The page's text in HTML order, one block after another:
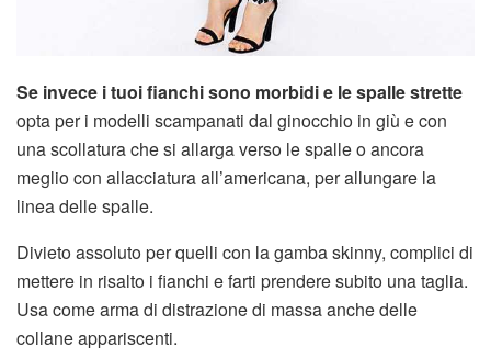
Se invece i tuoi fianchi sono morbidi e le spalle strette
opta per i modelli scampanati dal ginocchio in giù e con
una scollatura che si allarga verso le spalle o ancora
meglio con allacciatura all’americana, per allungare la
linea delle spalle.
Divieto assoluto per quelli con la gamba skinny, complici di
mettere in risalto i fianchi e farti prendere subito una taglia.
Usa come arma di distrazione di massa anche delle
collane appariscenti.